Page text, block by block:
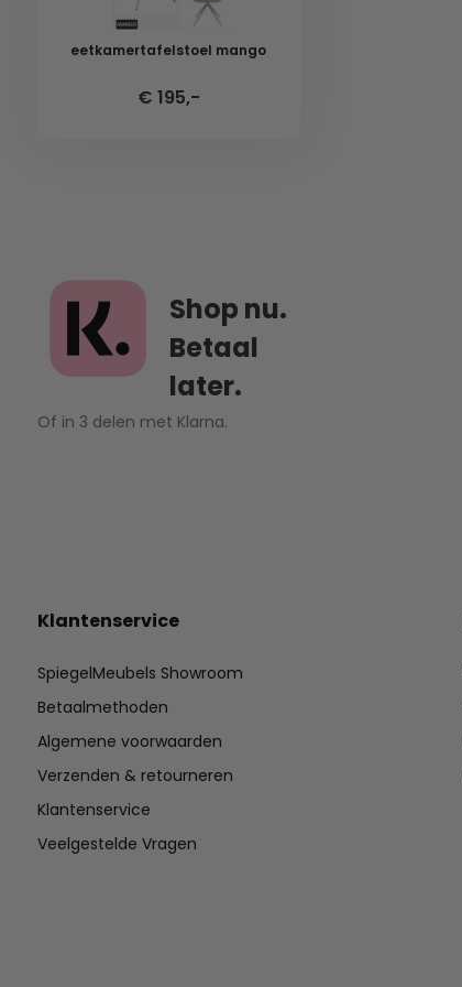
eetkamertafelstoel mango
€ 195,-
Shop nu.
Betaal
later.
Of in 3 delen met Klarna.
Klantenservice
SpiegelMeubels Showroom
Betaalmethoden
Algemene voorwaarden
Verzenden & retourneren
Klantenservice
Veelgestelde Vragen